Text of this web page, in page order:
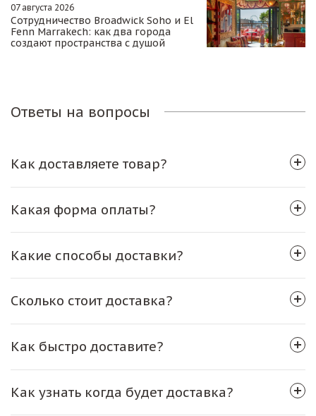
07 августа 2026
Сотрудничество Broadwick Soho и El
Fenn Marrakech: как два города
создают пространства с душой
Ответы на вопросы
Как доставляете товар?
Какая форма оплаты?
Какие способы доставки?
Сколько стоит доставка?
Как быстро доставите?
Как узнать когда будет доставка?